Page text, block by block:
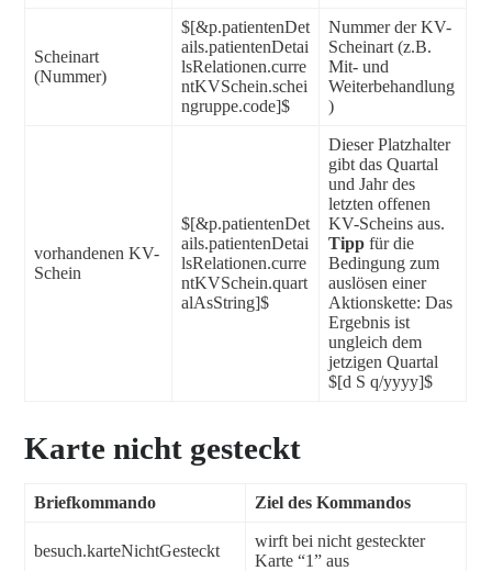
Scheinart
(Nummer)
$[&p.patientenDet
ails.patientenDetai
lsRelationen.curre
ntKVSchein.schei
ngruppe.code]$
Nummer der KV-
Scheinart (z.B.
Mit- und
Weiterbehandlung
)
vorhandenen KV-
Schein
$[&p.patientenDet
ails.patientenDetai
lsRelationen.curre
ntKVSchein.quart
alAsString]$
Dieser Platzhalter
gibt das Quartal
und Jahr des
letzten offenen
KV-Scheins aus.
Tipp für die
Bedingung zum
auslösen einer
Aktionskette: Das
Ergebnis ist
ungleich dem
jetzigen Quartal
$[d S q/yyyy]$
Karte nicht gesteckt
Briefkommando Ziel des Kommandos
besuch.karteNichtGesteckt
wirft bei nicht gesteckter
Karte “1” aus